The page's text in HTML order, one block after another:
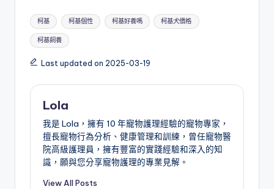
Tags:
柯基 柯基個性 柯基好養嗎 柯基犬價格
柯基飼養
Last updated on 2025-03-19
Lola
我是 Lola，擁有 10 年寵物護理經驗的寵物專家，
擅長寵物行為分析、健康管理和訓練，曾任寵物醫
院高級護理員，擁有豐富的實踐經驗和深入的知
識，願與您分享寵物護理的專業見解。
View All Posts